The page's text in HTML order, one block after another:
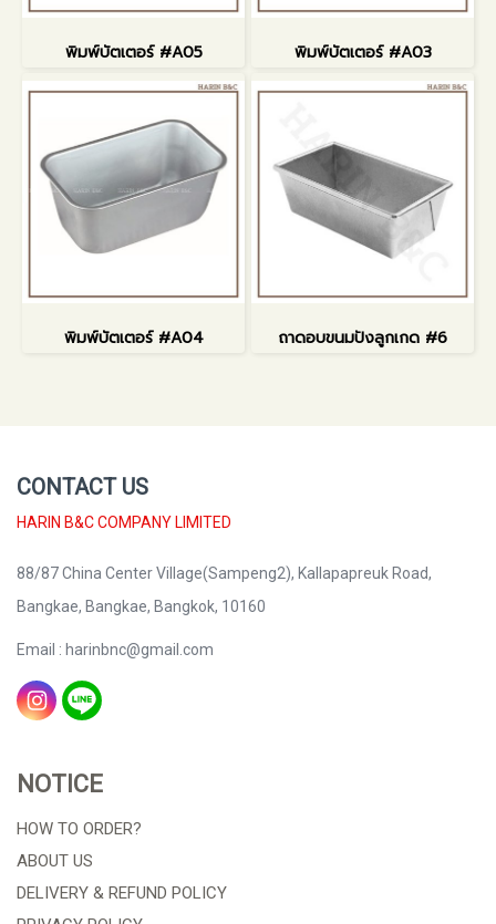
พิมพ์บัตเตอร์ #A05 พิมพ์บัตเตอร์ #A03
พิมพ์บัตเตอร์ #A04 ถาดอบขนมปังลูกเกด #6
CONTACT US
HARIN B&C COMPANY LIMITED
88/87 China Center Village(Sampeng2), Kallapapreuk Road,
Bangkae, Bangkae, Bangkok, 10160
Email : harinbnc@gmail.com
NOTICE
HOW TO ORDER?
ABOUT US
DELIVERY & REFUND POLICY